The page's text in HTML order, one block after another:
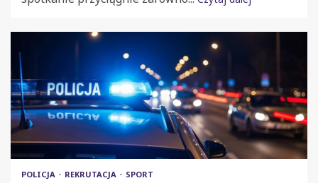
POLICJA REKRUTACJA SPORT